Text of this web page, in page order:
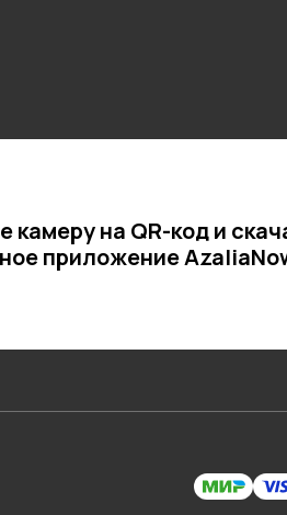
камеру на QR-код и
приложение